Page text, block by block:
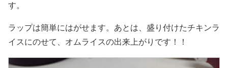
す。
ラップは簡単にはがせます。あとは、盛り付けたチキンラ
イスにのせて、オムライスの出来上がりです！！